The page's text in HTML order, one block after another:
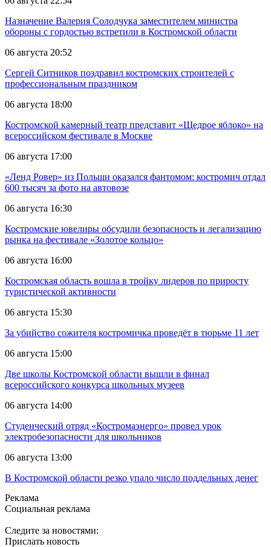
Назначение Валерия Солодчука заместителем министра
обороны с гордостью встретили в Костромской области
06 августа 20:52
Сергей Ситников поздравил костромских строителей с
профессиональным праздником
06 августа 18:00
Костромской камерный театр представит «Щедрое яблоко» на
всероссийском фестивале в Москве
06 августа 17:00
«Ленд Ровер» из Польши оказался фантомом: костромич отдал
600 тысяч за фото на автовозе
06 августа 16:30
Костромские ювелиры обсудили безопасность и легализацию
рынка на фестивале «Золотое кольцо»
06 августа 16:00
Костромская область вошла в тройку лидеров по приросту
туристической активности
06 августа 15:30
За убийство сожителя костромичка проведёт в тюрьме 11 лет
06 августа 15:00
Две школы Костромской области вышли в финал
всероссийского конкурса школьных музеев
06 августа 14:00
Студенческий отряд «Костромаэнерго» провел урок
электробезопасности для школьников
06 августа 13:00
В Костромской области резко упало число поддельных денег
Реклама
Социальная реклама
Следите за новостями:
Прислать новость